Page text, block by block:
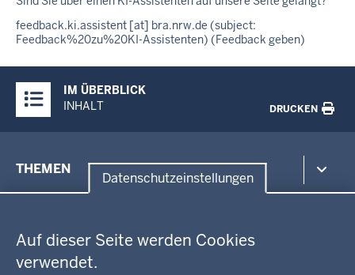
Datenschutzeinstellungen
Auf dieser Seite werden Cookies
verwendet.
feedback.ki.assistent [at] bra.nrw.de (subject:
Feedback%20zu%20KI-Assistenten) (Feedback geben)
Inhalte
IM ÜBERBLICK
INHALT
DRUCKEN
der
THEMEN
Kommunalaufsicht, Planung, Verkehr
Energie, Bergbau
Behördenleitung